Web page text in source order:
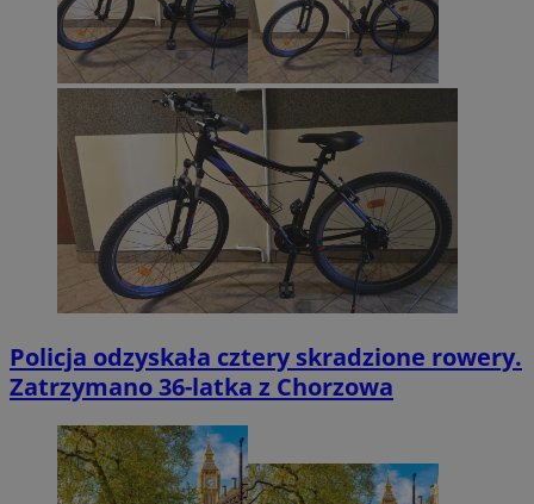
Policja odzyskała cztery skradzione rowery.
Zatrzymano 36-latka z Chorzowa